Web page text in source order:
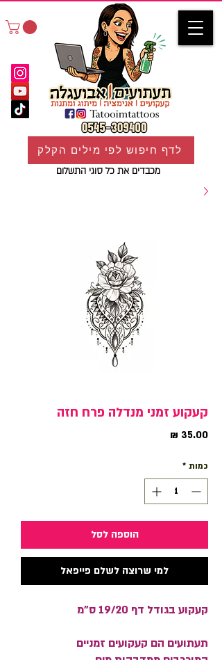
מכבדים את כל סוגי התשלום
לדף חיפוש לפי מילים הקלק
קעקוע זמני מנדלה פרח חזה
כמות *
הוספה לסל
למי שרוצה לשלם פייפאל
קעקוע בגודל דף 19/20 ס"מ
תעתועים הם קעקועים זמניים